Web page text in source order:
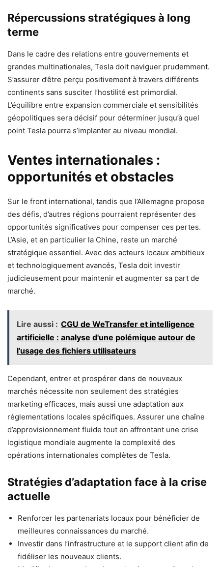
Répercussions stratégiques à long
terme
Dans le cadre des relations entre gouvernements et
grandes multinationales, Tesla doit naviguer prudemment.
S’assurer d’être perçu positivement à travers différents
continents sans susciter l’hostilité est primordial.
L’équilibre entre expansion commerciale et sensibilités
géopolitiques sera décisif pour déterminer jusqu’à quel
point Tesla pourra s’implanter au niveau mondial.
Ventes internationales :
opportunités et obstacles
Sur le front international, tandis que l’Allemagne propose
des défis, d’autres régions pourraient représenter des
opportunités significatives pour compenser ces pertes.
L’Asie, et en particulier la Chine, reste un marché
stratégique essentiel. Avec des acteurs locaux ambitieux
et technologiquement avancés, Tesla doit investir
judicieusement pour maintenir et augmenter sa part de
marché.
Lire aussi : CGU de WeTransfer et intelligence
artificielle : analyse d'une polémique autour de
l'usage des fichiers utilisateurs
Cependant, entrer et prospérer dans de nouveaux
marchés nécessite non seulement des stratégies
marketing efficaces, mais aussi une adaptation aux
réglementations locales spécifiques. Assurer une chaîne
d’approvisionnement fluide tout en affrontant une crise
logistique mondiale augmente la complexité des
opérations internationales complètes de Tesla.
Stratégies d’adaptation face à la crise
actuelle
Renforcer les partenariats locaux pour bénéficier de
meilleures connaissances du marché.
Investir dans l’infrastructure et le support client afin de
fidéliser les nouveaux clients.